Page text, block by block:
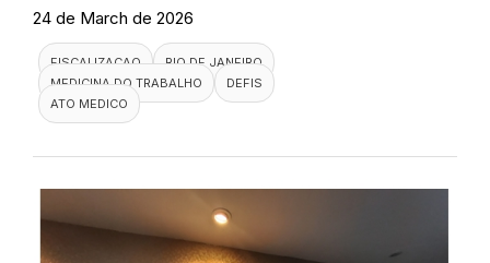
24 de March de 2026
FISCALIZACAO
RIO DE JANEIRO
MEDICINA DO TRABALHO
DEFIS
ATO MEDICO